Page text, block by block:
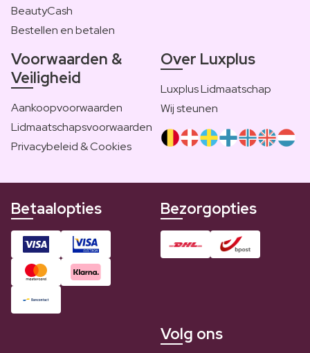
BeautyCash
Bestellen en betalen
Voorwaarden &
Veiligheid
Aankoopvoorwaarden
Lidmaatschapsvoorwaarden
Privacybeleid & Cookies
Over Luxplus
Luxplus Lidmaatschap
Wij steunen
Betaalopties Bezorgopties
Volg ons